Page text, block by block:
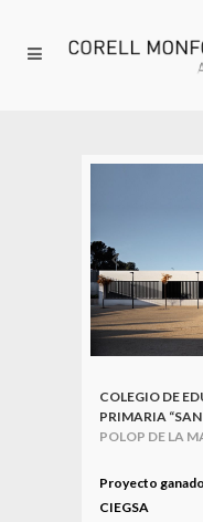
COLEGIO DE
PRIMARIA
POLOP DE LA
Proyecto
CIEGSA